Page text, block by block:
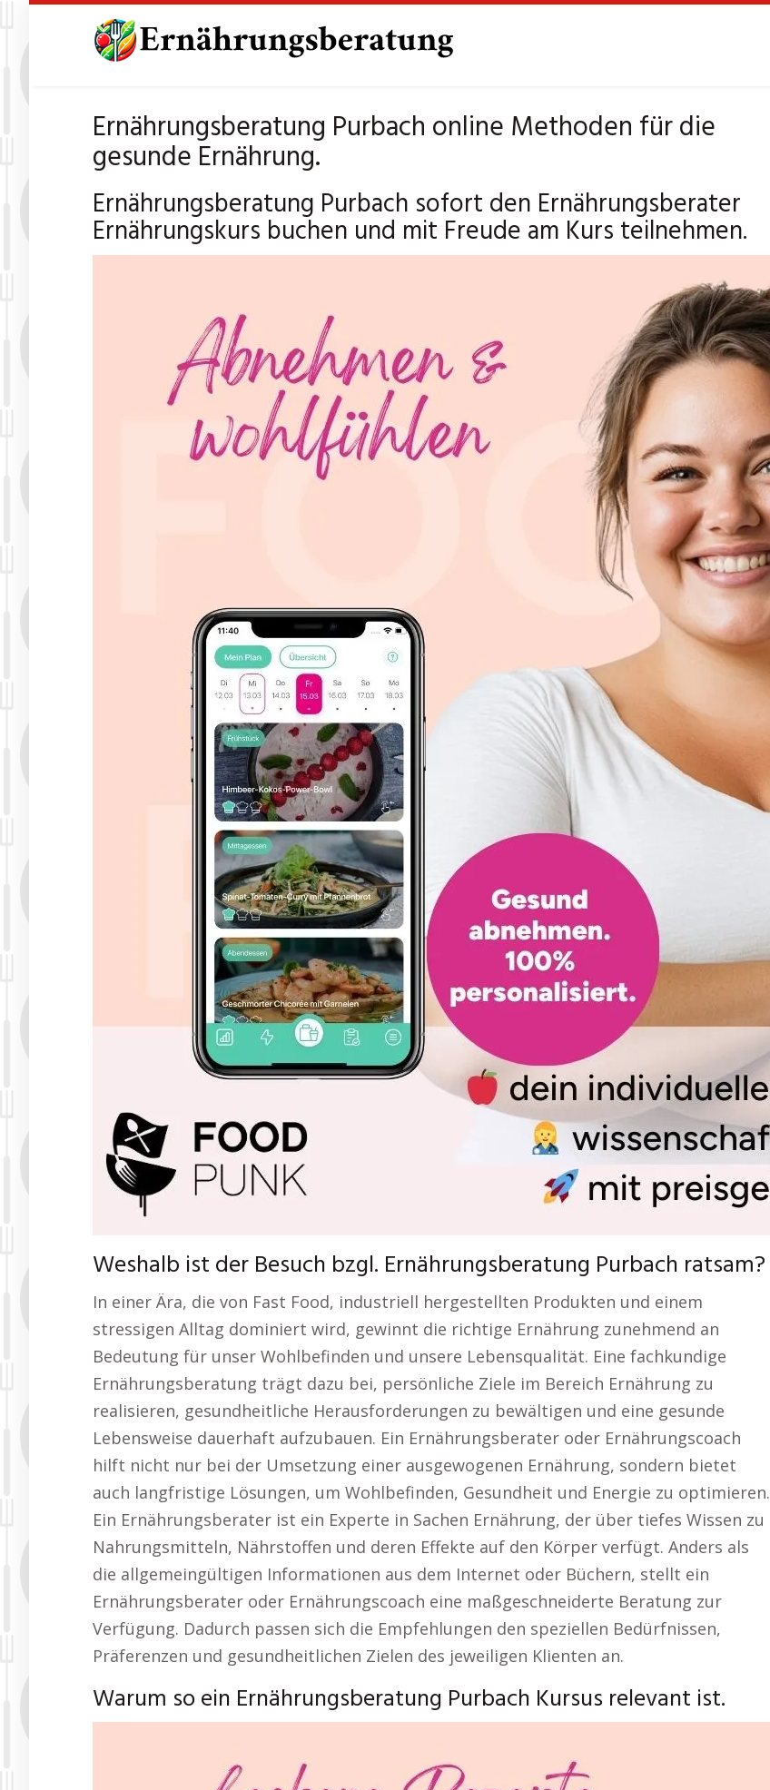
Ernährungsberatung Purbach online Methoden für die
gesunde Ernährung.
Ernährungsberatung Purbach sofort den Ernährungsberater
Ernährungskurs buchen und mit Freude am Kurs teilnehmen.
Weshalb ist der Besuch bzgl. Ernährungsberatung Purbach ratsam?
In einer Ära, die von Fast Food, industriell hergestellten Produkten und einem
stressigen Alltag dominiert wird, gewinnt die richtige Ernährung zunehmend an
Bedeutung für unser Wohlbefinden und unsere Lebensqualität. Eine fachkundige
Ernährungsberatung trägt dazu bei, persönliche Ziele im Bereich Ernährung zu
realisieren, gesundheitliche Herausforderungen zu bewältigen und eine gesunde
Lebensweise dauerhaft aufzubauen. Ein Ernährungsberater oder Ernährungscoach
hilft nicht nur bei der Umsetzung einer ausgewogenen Ernährung, sondern bietet
auch langfristige Lösungen, um Wohlbefinden, Gesundheit und Energie zu optimieren.
Ein Ernährungsberater ist ein Experte in Sachen Ernährung, der über tiefes Wissen zu
Nahrungsmitteln, Nährstoffen und deren Effekte auf den Körper verfügt. Anders als
die allgemeingültigen Informationen aus dem Internet oder Büchern, stellt ein
Ernährungsberater oder Ernährungscoach eine maßgeschneiderte Beratung zur
Verfügung. Dadurch passen sich die Empfehlungen den speziellen Bedürfnissen,
Präferenzen und gesundheitlichen Zielen des jeweiligen Klienten an.
Warum so ein Ernährungsberatung Purbach Kursus relevant ist.